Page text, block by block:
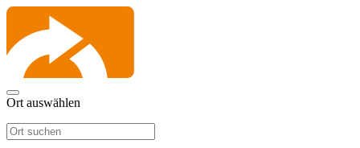
Ort auswählen